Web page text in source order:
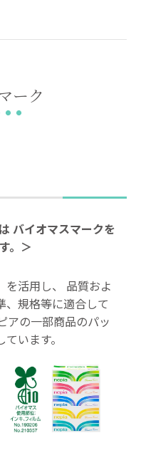
ーク
バイオマスマークを
。＞
活用し、
品質およ
、規格等に適合して
アの一部商品のパッ
います。